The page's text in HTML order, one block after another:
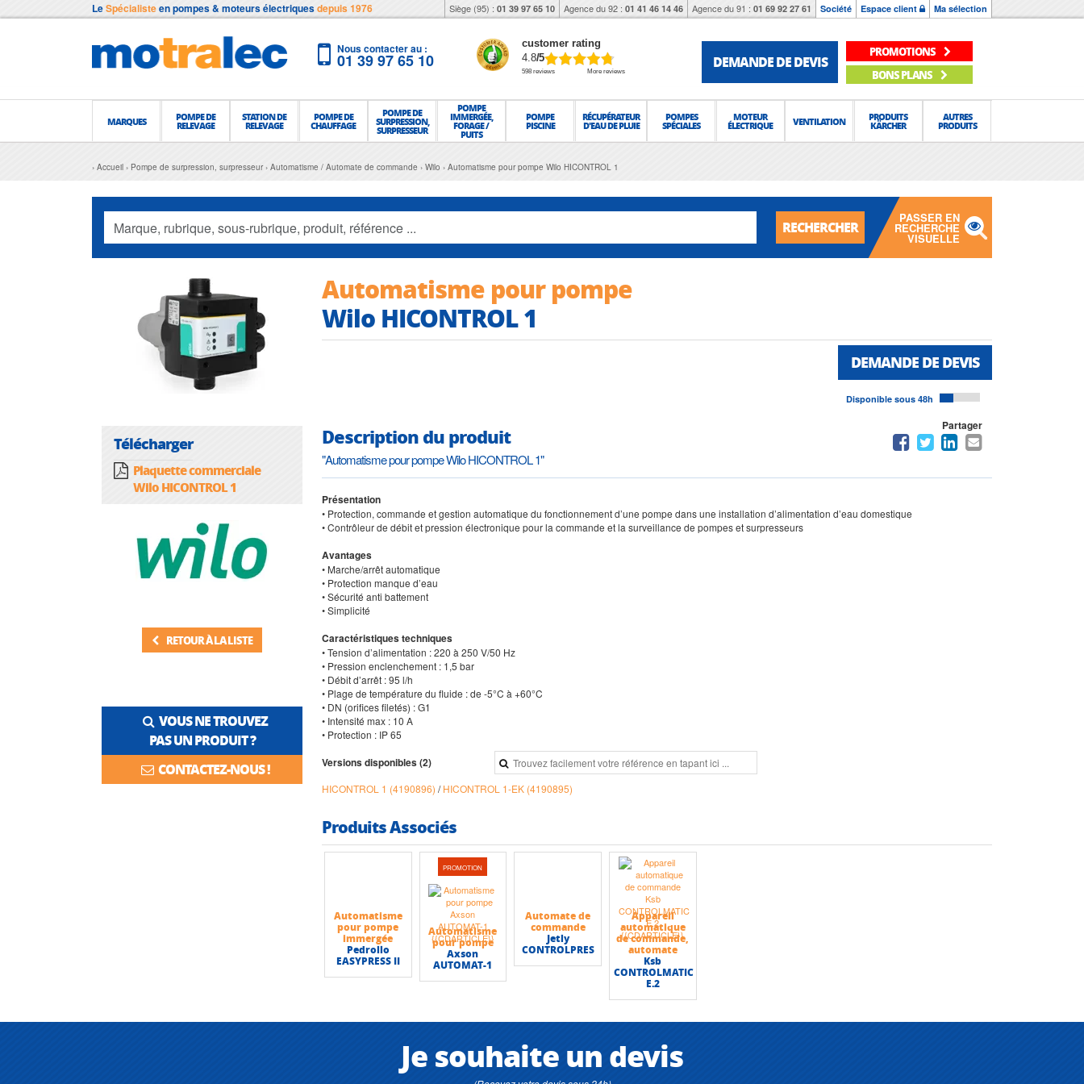
LeSpécialisteen pompes & moteurs électriquesdepuis 1976 Siège (95) : 01 39 97 65 10 Agence du 92 : 01 41 46 14 46 Agence du 91 : 01 69 92 27 61 Société Espace client Ma sélection
Nous contacter au :
01 39 97 65 10
customer rating
4.8/5
598 reviews More reviews
DEMANDE DE DEVIS
PROMOTIONS
BONS PLANS
MARQUES POMPE DE
RELEVAGE
STATION DE
RELEVAGE
POMPE DE
CHAUFFAGE
POMPE DE
SURPRESSION,
SURPRESSEUR
POMPE
IMMERGÉE,
FORAGE /
PUITS
POMPE
PISCINE
RÉCUPÉRATEUR
D'EAU DE PLUIE
POMPES
SPÉCIALES
MOTEUR
ÉLECTRIQUE VENTILATION PRODUITS
KÄRCHER
AUTRES
PRODUITS
Accueil Pompe de surpression, surpresseur Automatisme / Automate de commande Wilo Automatisme pour pompe Wilo HICONTROL 1
RECHERCHER
PASSER EN
RECHERCHE
VISUELLE
Télécharger
Plaquette commerciale
Wilo HICONTROL 1
RETOUR À LA LISTE
VOUS NE TROUVEZ
PAS UN PRODUIT ?
CONTACTEZ-NOUS !
Automatisme pour pompe
Wilo HICONTROL 1
DEMANDE DE DEVIS
Disponible sous 48h
Description du produit
"Automatisme pour pompe Wilo HICONTROL 1"
Partager
Présentation
• Protection, commande et gestion automatique du fonctionnement d’une pompe dans une installation d’alimentation d’eau domestique
• Contrôleur de débit et pression électronique pour la commande et la surveillance de pompes et surpresseurs
Avantages
• Marche/arrêt automatique
• Protection manque d’eau
• Sécurité anti battement
• Simplicité
Caractéristiques techniques
• Tension d’alimentation : 220 à 250 V/50 Hz
• Pression enclenchement : 1,5 bar
• Débit d’arrêt : 95 l/h
• Plage de température du fluide : de -5°C à +60°C
• DN (orifices filetés) : G1
• Intensité max : 10 A
• Protection : IP 65
Versions disponibles (2)
HICONTROL 1 (4190896) /HICONTROL 1-EK (4190895)
Produits Associés
Automatisme
pour pompe
immergée
Pedrollo
EASYPRESS II
PROMOTION
Automatisme
pour pompe
Axson
AUTOMAT-1
Automate de
commande
Jetly
CONTROLPRES
Appareil
automatique
de commande,
automate
Ksb
CONTROLMATIC
E.2
Je souhaite un devis